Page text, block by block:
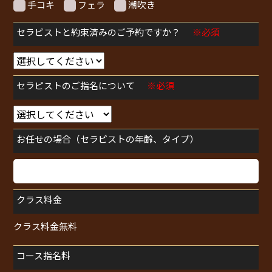
手コキ フェラ 潮吹き
セラピストと約束済みのご予約ですか？ ※必須
セラピストのご指名について ※必須
お任せの場合（セラピストの年齢、タイプ）
クラス料金
クラス料金無料
コース指名料